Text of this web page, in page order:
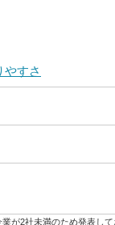
やすさ
が2社未満のため発表して